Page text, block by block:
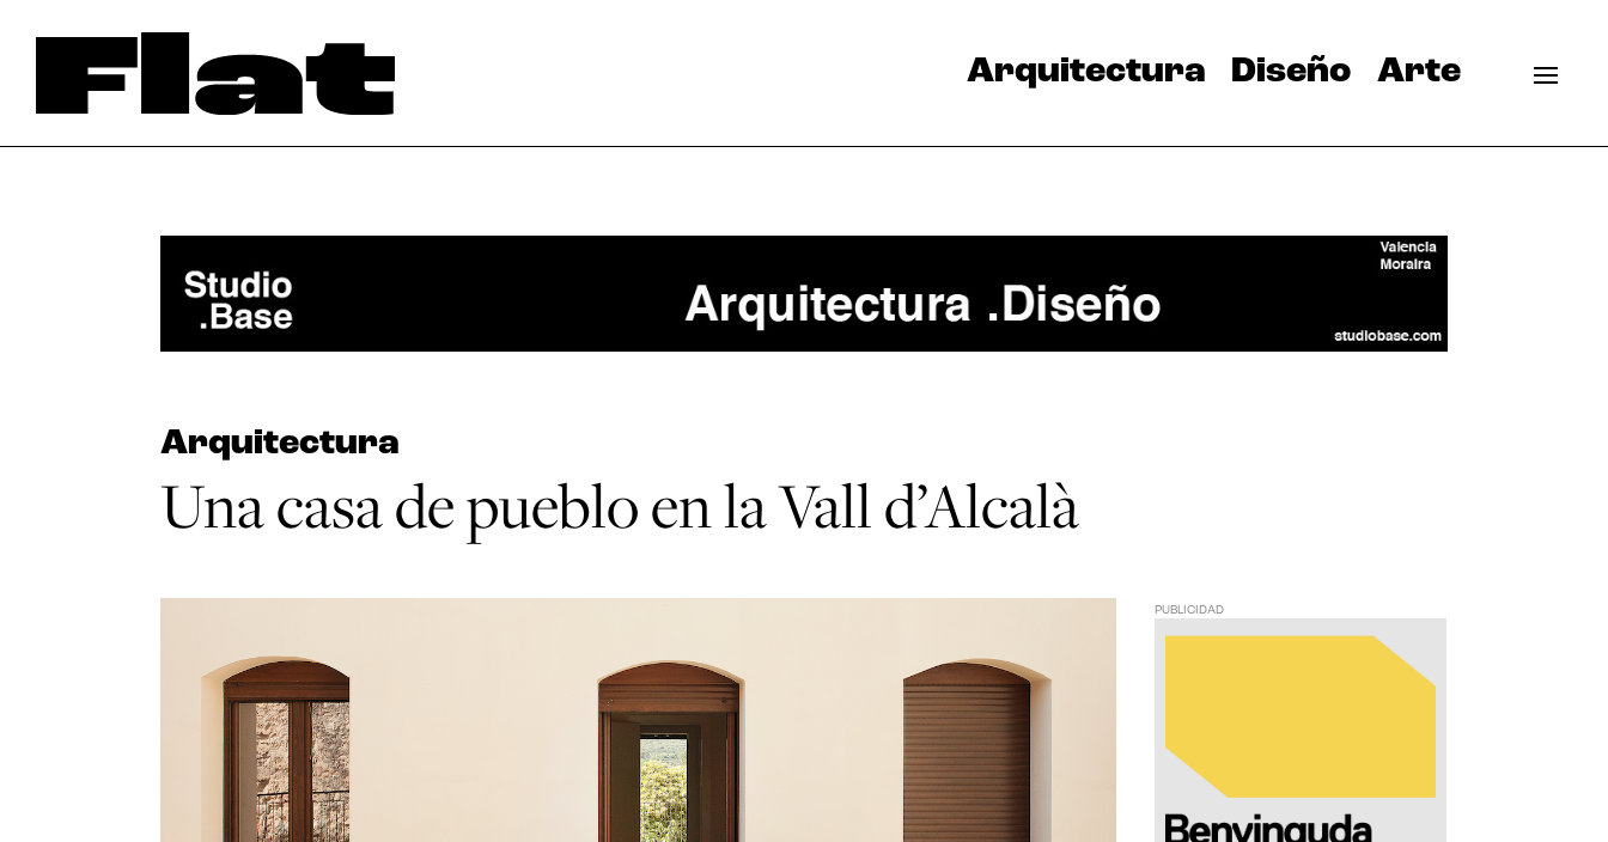
Arquitectura Diseño Arte
Arquitectura
Una casa de pueblo en la Vall d’Alcalà
PUBLICIDAD